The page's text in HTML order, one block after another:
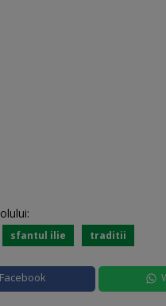
sfantul ilie traditii
Facebook